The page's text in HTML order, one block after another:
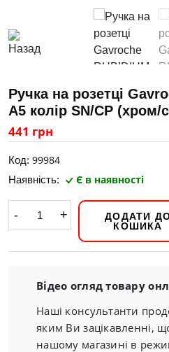
Ручка на розетці
А5 колір SN/CP (хром/
441 грн
Код: 99984
Наявність: Є в наявності
- +
ДОДАТИ
КОШИКА
Відео огляд товару
Наші консультанти
яким Ви зацікавленні,
нашому магазині в